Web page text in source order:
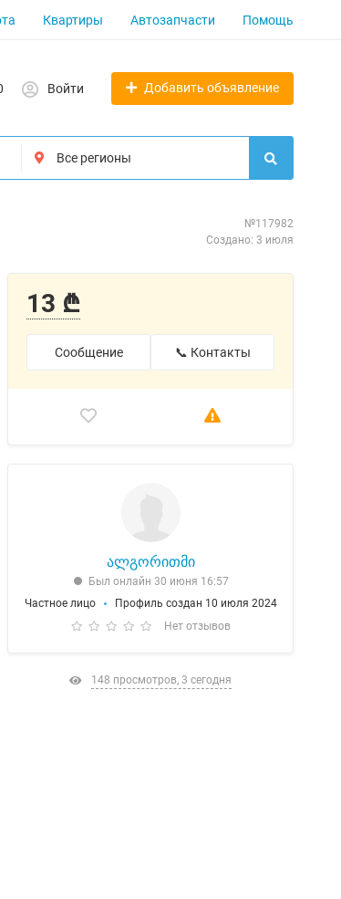
Квартиры Автозапчасти Помощь
Войти Добавить объявление
№117982
Создано: 3 июля
13 ₾
Сообщение 📞 Контакты
ალგორითმი
Был онлайн 30 июня 16:57
Частное лицо
Профиль создан 10 июля 2024
Нет отзывов
148 просмотров, 3 сегодня